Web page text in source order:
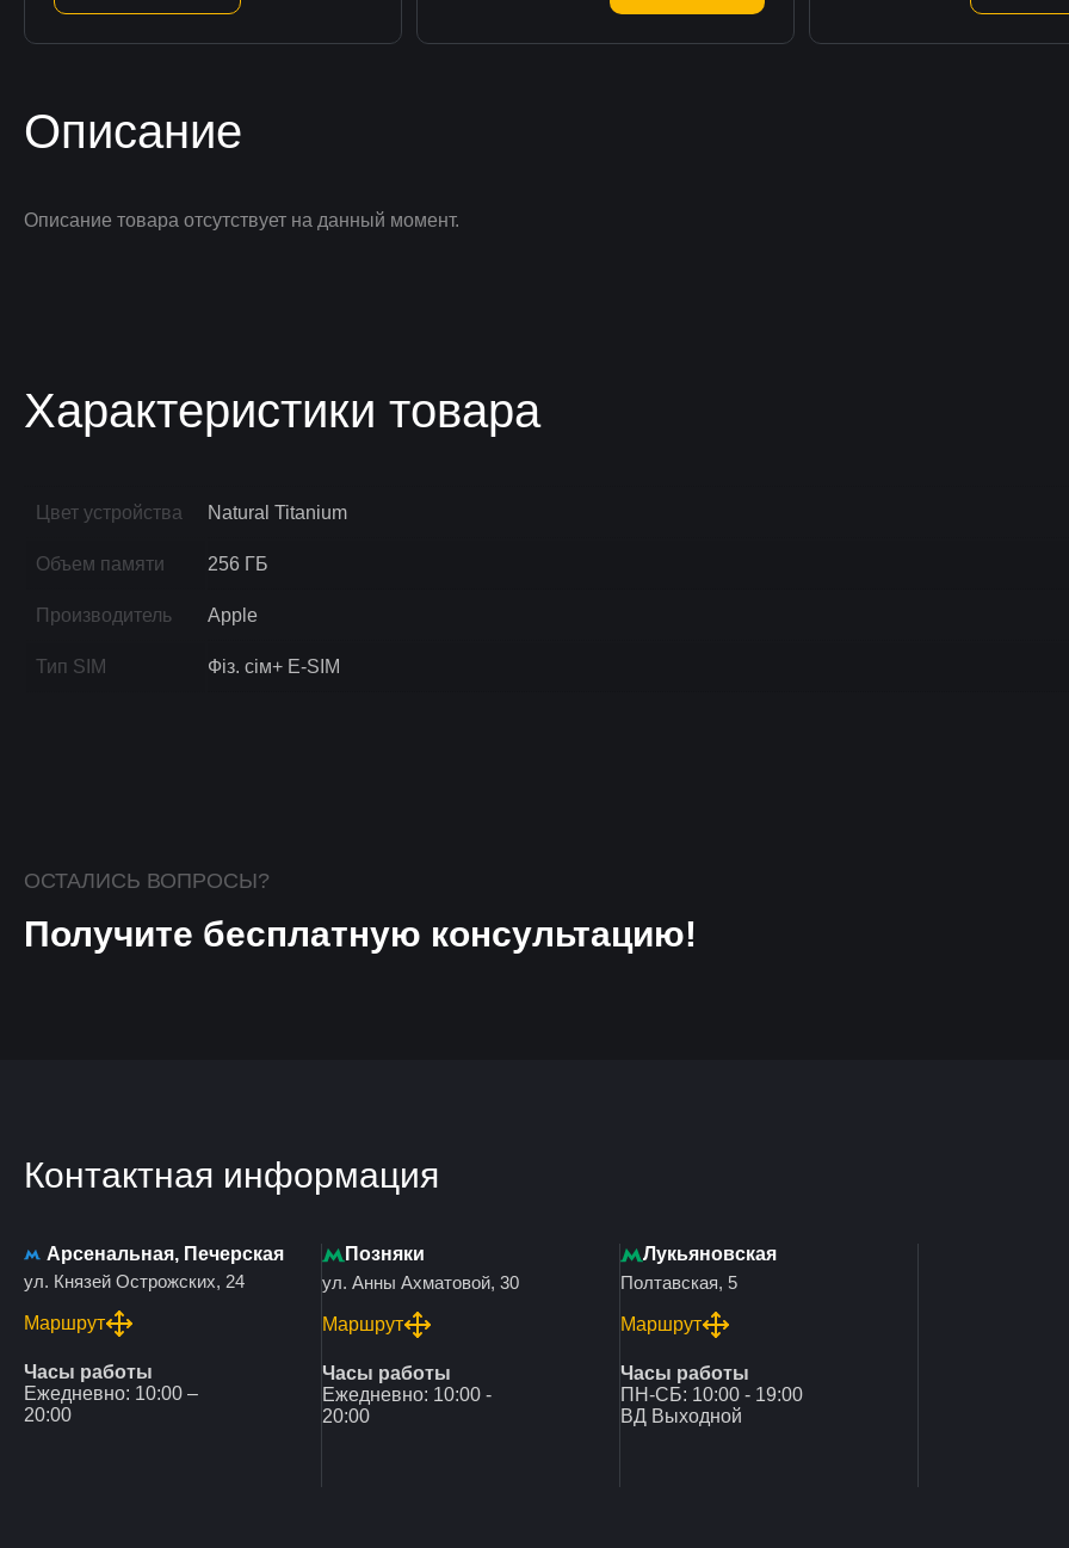
Описание
Описание товара отсутствует на данный момент.
Характеристики товара
Цвет устройства Natural Titanium
Объем памяти 256 ГБ
Производитель Apple
Тип SIM Фіз. сім+ E-SIM
ОСТАЛИСЬ ВОПРОСЫ?
Получите бесплатную консультацию!
Контактная информация
Арсенальная, Печерская
ул. Князей Острожских, 24
Маршрут
Часы работы
Ежедневно: 10:00 –
20:00
Позняки
ул. Анны Ахматовой, 30
Маршрут
Часы работы
Ежедневно: 10:00 -
20:00
Лукьяновская
Полтавская, 5
Маршрут
Часы работы
ПН-СБ: 10:00 - 19:00
ВД Выходной